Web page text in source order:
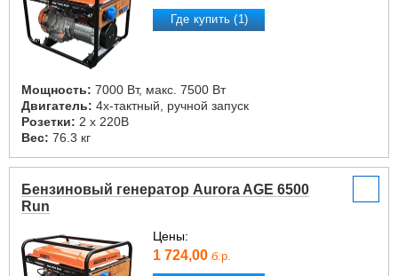
Где купить (1)
Мощность: 7000 Вт, макс. 7500 Вт
Двигатель: 4х-тактный, ручной запуск
Розетки: 2 х 220В
Вес: 76.3 кг
Бензиновый генератор Aurora AGE 6500
Run
Цены:
1 724,00 б.р.